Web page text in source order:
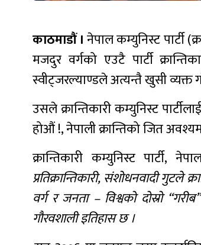
काठमाडौं ।नेपाल कम्युनिस्ट पार्टी
मजदुर वर्गको एउटै पार्टी
स्वीट्जरल्याण्डले अत्यन्तै खुसी व्यक्त
उसले क्रान्तिकारी कम्युनिस्ट
होऔं !, नेपाली क्रान्तिको जित
क्रान्तिकारी कम्युनिस्ट पार्टी,
प्रतिक्रान्तिकारी, संशोधनवादी गुटले
वर्ग र जनता – विश्वको दोस्रो
गौरवशाली इतिहास छ ।